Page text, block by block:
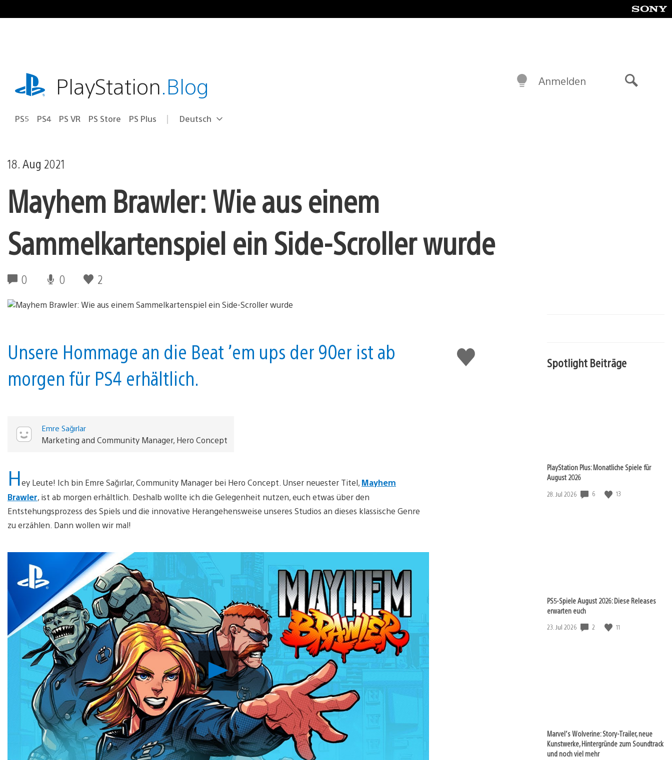
Inhalt
playstation.comPlayStation.Blog
PS5 PS4 PS VR PS Store PS Plus Select
Aktuelle
Deutsch
Anmelden
18. Aug 2021
Mayhem Brawler: Wie aus einem
Sammelkartenspiel ein Side-Scroller wurde
0 0 2
Gefällt
mir
Unsere Hommage an die Beat ’em ups der 90er ist ab
morgen für PS4 erhältlich.
Emre Sağırlar
Marketing and Community Manager, Hero Concept
Hey Leute! Ich bin Emre Sağırlar, Community Manager bei Hero Concept. Unser neuester Titel, Mayhem
Brawler, ist ab morgen erhältlich. Deshalb wollte ich die Gelegenheit nutzen, euch etwas über den
Entstehungsprozess des Spiels und die innovative Herangehensweise unseres Studios an dieses klassische Genre
zu erzählen. Dann wollen wir mal!
Video
abspielen
Spotlight Beiträge
PlayStation Plus: Monatliche Spiele für
August 2026
Veröffentlichungsdatum:
28. Jul 2026 6 13
PS5-Spiele August 2026: Diese Releases
erwarten euch
Veröffentlichungsdatum:
23. Jul 2026 2 11
Marvel‘s Wolverine: Story-Trailer, neue
Kunstwerke, Hintergründe zum Soundtrack
und noch viel mehr